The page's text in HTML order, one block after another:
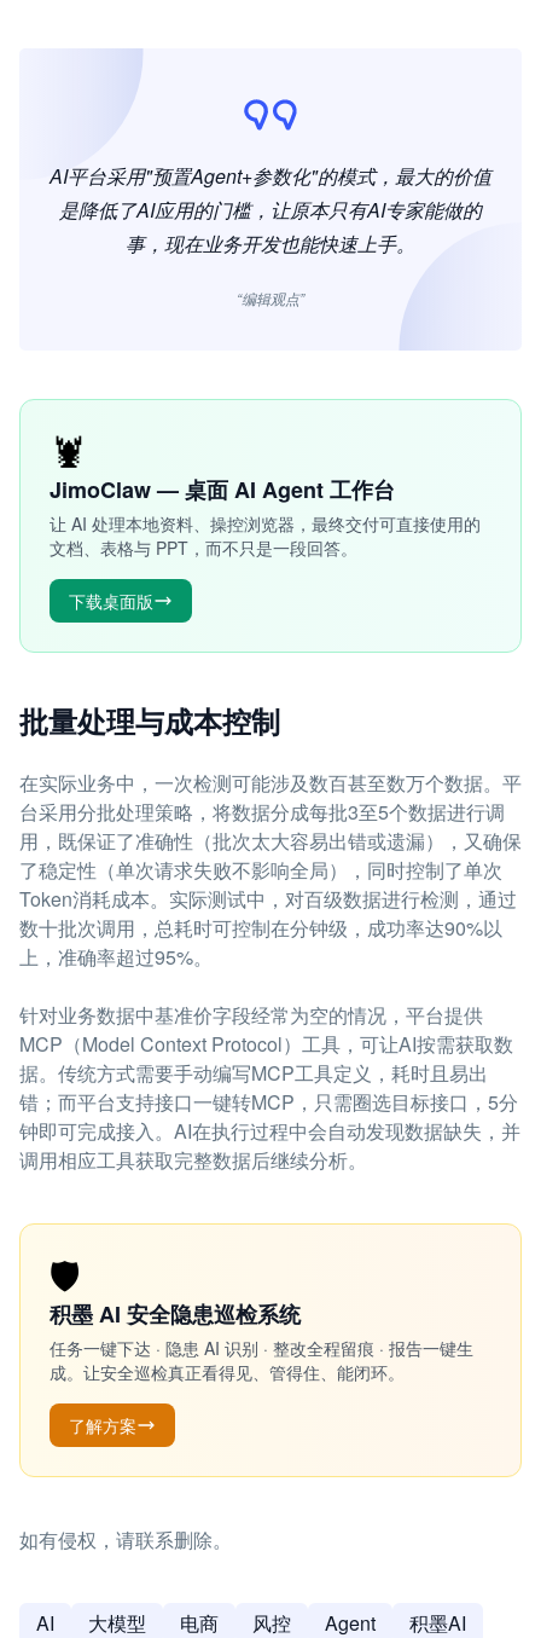
AI平台采用"预置Agent+参数化"的模式，最大的价值
是降低了AI应用的门槛，让原本只有AI专家能做的
事，现在业务开发也能快速上手。
“编辑观点”
🦞
JimoClaw — 桌面 AI Agent 工作台
让 AI 处理本地资料、操控浏览器，最终交付可直接使用的
文档、表格与 PPT，而不只是一段回答。
下载桌面版
批量处理与成本控制
在实际业务中，一次检测可能涉及数百甚至数万个数据。平
台采用分批处理策略，将数据分成每批3至5个数据进行调
用，既保证了准确性（批次太大容易出错或遗漏），又确保
了稳定性（单次请求失败不影响全局），同时控制了单次
Token消耗成本。实际测试中，对百级数据进行检测，通过
数十批次调用，总耗时可控制在分钟级，成功率达90%以
上，准确率超过95%。
针对业务数据中基准价字段经常为空的情况，平台提供
MCP（Model Context Protocol）工具，可让AI按需获取数
据。传统方式需要手动编写MCP工具定义，耗时且易出
错；而平台支持接口一键转MCP，只需圈选目标接口，5分
钟即可完成接入。AI在执行过程中会自动发现数据缺失，并
调用相应工具获取完整数据后继续分析。
🛡️
积墨 AI 安全隐患巡检系统
任务一键下达 · 隐患 AI 识别 · 整改全程留痕 · 报告一键生
成。让安全巡检真正看得见、管得住、能闭环。
了解方案
如有侵权，请联系删除。
AI 大模型 电商 风控 Agent
积墨AI